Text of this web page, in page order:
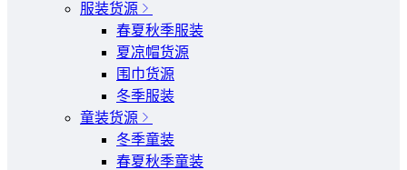
服装货源
春夏秋季服装
夏凉帽货源
围巾货源
冬季服装
童装货源
冬季童装
春夏秋季童装